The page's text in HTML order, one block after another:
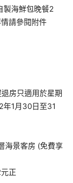
製海鮮包晚餐2
請參閱附件
房只適用於星期
年1月30日至31
海景客房 (免費享
正